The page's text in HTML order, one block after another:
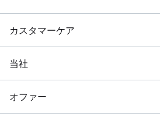
カスタマーケア
当社
オファー